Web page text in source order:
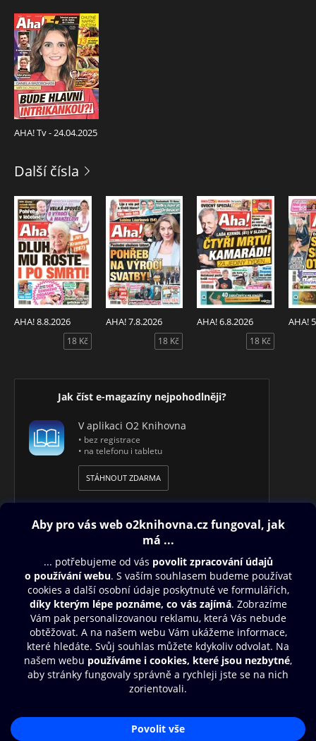
AHA! Tv - 24.04.2025
Další čísla
AHA! 8.8.2026
18 Kč
AHA! 7.8.2026
18 Kč
AHA! 6.8.2026
18 Kč
AHA!
Jak číst e-magazíny nejpohodlněji?
V aplikaci O2 Knihovna
• bez registrace
• na telefonu i tabletu
STÁHNOUT ZDARMA
Obsah ke stažení
Moje O2 Knihovna
Další zábava
© O2 Czech Republic a.s.
Přístupnost